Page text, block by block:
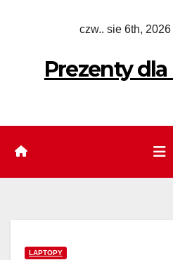
czw.. sie 6th, 2026
Prezenty
LAPTOPY